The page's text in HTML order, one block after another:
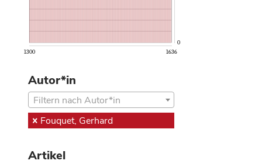
1300 1636
0
Autor*in
Filtern nach Autor*in
Fouquet, Gerhard
Artikel